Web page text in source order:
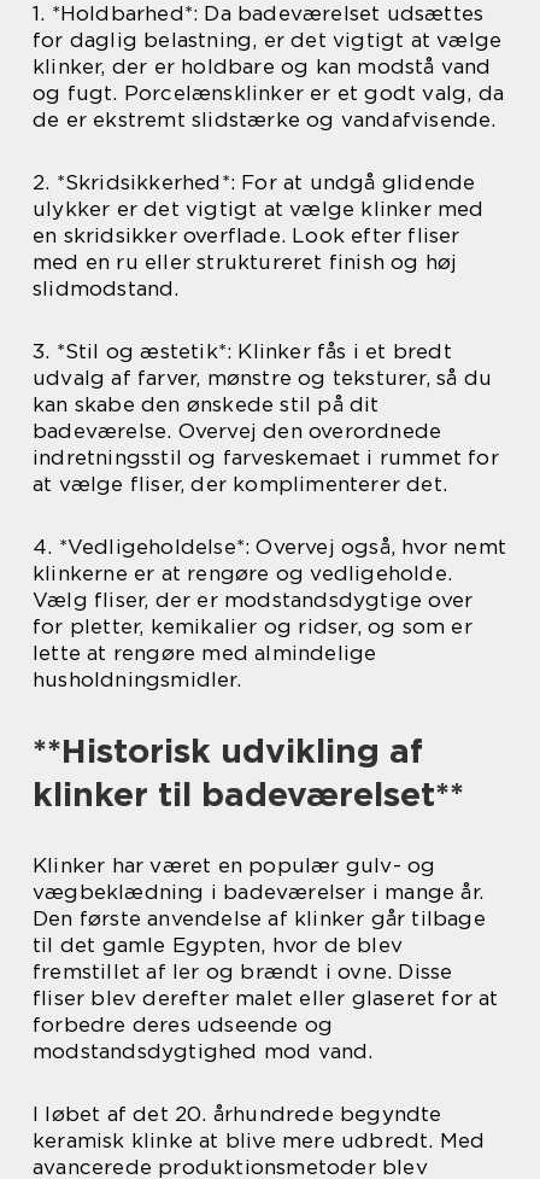
1. *Holdbarhed*: Da badeværelset udsættes
for daglig belastning, er det vigtigt at vælge
klinker, der er holdbare og kan modstå vand
og fugt. Porcelænsklinker er et godt valg, da
de er ekstremt slidstærke og vandafvisende.
2. *Skridsikkerhed*: For at undgå glidende
ulykker er det vigtigt at vælge klinker med
en skridsikker overflade. Look efter fliser
med en ru eller struktureret finish og høj
slidmodstand.
3. *Stil og æstetik*: Klinker fås i et bredt
udvalg af farver, mønstre og teksturer, så du
kan skabe den ønskede stil på dit
badeværelse. Overvej den overordnede
indretningsstil og farveskemaet i rummet for
at vælge fliser, der komplimenterer det.
4. *Vedligeholdelse*: Overvej også, hvor nemt
klinkerne er at rengøre og vedligeholde.
Vælg fliser, der er modstandsdygtige over
for pletter, kemikalier og ridser, og som er
lette at rengøre med almindelige
husholdningsmidler.
**Historisk udvikling af
klinker til badeværelset**
Klinker har været en populær gulv- og
vægbeklædning i badeværelser i mange år.
Den første anvendelse af klinker går tilbage
til det gamle Egypten, hvor de blev
fremstillet af ler og brændt i ovne. Disse
fliser blev derefter malet eller glaseret for at
forbedre deres udseende og
modstandsdygtighed mod vand.
I løbet af det 20. århundrede begyndte
keramisk klinke at blive mere udbredt. Med
avancerede produktionsmetoder blev